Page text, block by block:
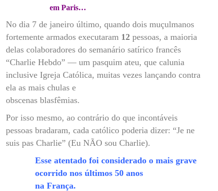
em Paris…
No dia 7 de janeiro último, quando dois muçulmanos
fortemente armados executaram 12 pessoas, a maioria
delas colaboradores do semanário satírico francês
“Charlie Hebdo” — um pasquim ateu, que calunia
inclusive Igreja Católica, muitas vezes lançando contra
ela as mais chulas e
obscenas blasfêmias.
Por isso mesmo, ao contrário do que incontáveis
pessoas bradaram, cada católico poderia dizer: “Je ne
suis pas Charlie” (Eu NÃO sou Charlie).
Esse atentado foi considerado o mais grave
ocorrido nos últimos 50 anos
na França.